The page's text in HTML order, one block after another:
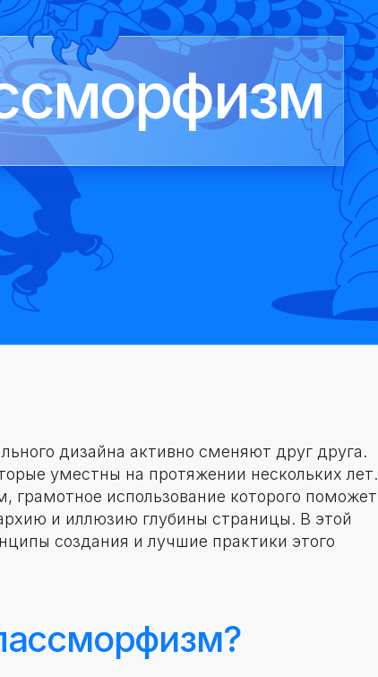
дизайна активно сменяют друг друга.
уместны на протяжении нескольких лет.
грамотное использование которого поможет
и иллюзию глубины страницы. В этой
создания и лучшие практики этого